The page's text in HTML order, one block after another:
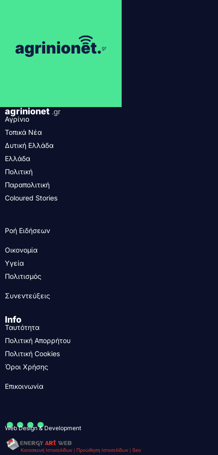
agrinionet .gr
Αγρίνιο
Τοπικά Νέα
Δυτική Ελλάδα
Ελλάδα
Πολιτική
Παραπολιτική
Coloured Stories
Ροή Ειδήσεων
Οικονομία
Υγεία
Πολιτισμός
Συνεντεύξεις
Info
Ταυτότητα
Πολιτική Απορρήτου
Πολιτική Cookies
Όροι Χρήσης
Επικοινωνία
....
Web Design & Development